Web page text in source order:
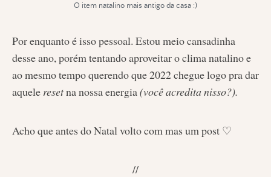
O item natalino mais antigo da casa :)
Por enquanto é isso pessoal. Estou meio cansadinha
desse ano, porém tentando aproveitar o clima natalino e
ao mesmo tempo querendo que 2022 chegue logo pra dar
aquele resetna nossa energia(você acredita nisso?).
Acho que antes do Natal volto com mas um post ♡
//